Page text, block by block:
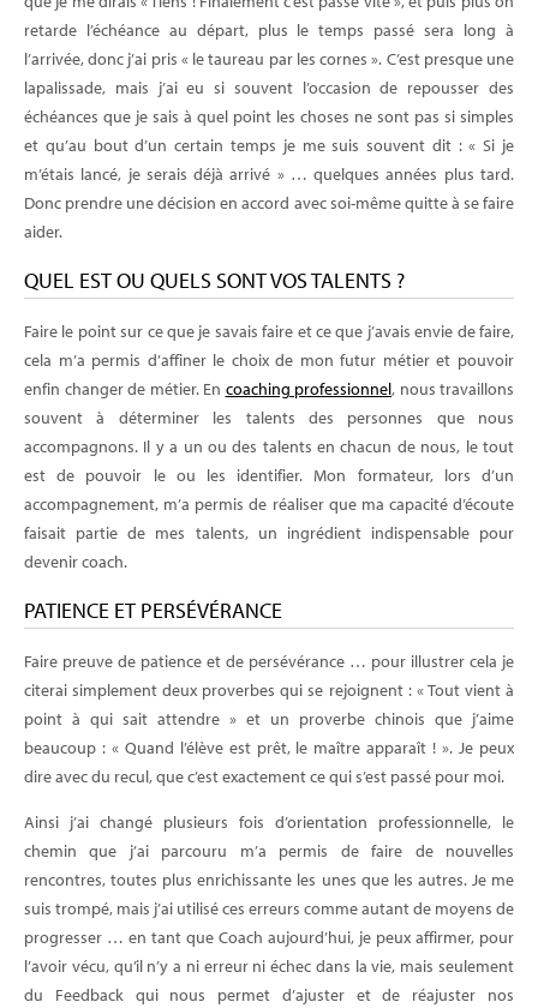
retarde l’échéance au départ, plus le temps passé sera long à
l’arrivée, donc j’ai pris « le taureau par les cornes ». C’est presque une
lapalissade, mais j’ai eu si souvent l’occasion de repousser des
échéances que je sais à quel point les choses ne sont pas si simples
et qu’au bout d’un certain temps je me suis souvent dit : « Si je
m’étais lancé, je serais déjà arrivé » … quelques années plus tard.
Donc prendre une décision en accord avec soi-même quitte à se faire
aider.
QUEL EST OU QUELS SONT VOS TALENTS ?
Faire le point sur ce que je savais faire et ce que j’avais envie de faire,
cela m’a permis d’affiner le choix de mon futur métier et pouvoir
enfin changer de métier. En coaching professionnel, nous travaillons
souvent à déterminer les talents des personnes que nous
accompagnons. Il y a un ou des talents en chacun de nous, le tout
est de pouvoir le ou les identifier. Mon formateur, lors d’un
accompagnement, m’a permis de réaliser que ma capacité d’écoute
faisait partie de mes talents, un ingrédient indispensable pour
devenir coach.
PATIENCE ET PERSÉVÉRANCE
Faire preuve de patience et de persévérance … pour illustrer cela je
citerai simplement deux proverbes qui se rejoignent : « Tout vient à
point à qui sait attendre » et un proverbe chinois que j’aime
beaucoup : « Quand l’élève est prêt, le maître apparaît ! ». Je peux
dire avec du recul, que c’est exactement ce qui s’est passé pour moi.
Ainsi j’ai changé plusieurs fois d’orientation professionnelle, le
chemin que j’ai parcouru m’a permis de faire de nouvelles
rencontres, toutes plus enrichissante les unes que les autres. Je me
suis trompé, mais j’ai utilisé ces erreurs comme autant de moyens de
progresser … en tant que Coach aujourd’hui, je peux affirmer, pour
l’avoir vécu, qu’il n’y a ni erreur ni échec dans la vie, mais seulement
du Feedback qui nous permet d’ajuster et de réajuster nos